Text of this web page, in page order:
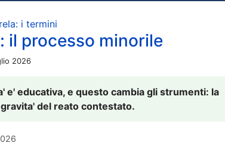
i termini
il processo minorile
2026
e' educativa, e questo cambia gli strumenti: la
del reato contestato.